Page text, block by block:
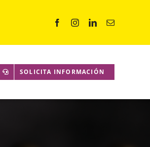
SOLICITA INFORMACIÓN